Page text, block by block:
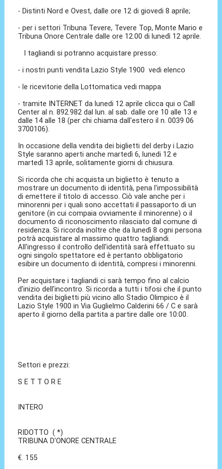
- Distinti Nord e Ovest, dalle ore 12 di giovedi 8 aprile;
- per i settori Tribuna Tevere, Tevere Top, Monte Mario e
Tribuna Onore Centrale dalle ore 12.00 di lunedì 12 aprile.
I tagliandi si potranno acquistare presso:
- i nostri punti vendita Lazio Style 1900 vedi elenco
- le ricevitorie della Lottomatica vedi mappa
- tramite INTERNET da lunedi 12 aprile clicca qui o Call
Center al n. 892.982 dal lun. al sab. dalle ore 10 alle 13 e
dalle 14 alle 18 (per chi chiama dall'estero il n. 0039 06
3700106).
In occasione della vendita dei biglietti del derby i Lazio
Style saranno aperti anche martedì 6, lunedi 12 e
martedì 13 aprile, solitamente giorni di chiusura.
Si ricorda che chi acquista un biglietto è tenuto a
mostrare un documento di identità, pena l'impossibilità
di emettere il titolo di accesso. Ciò vale anche per i
minorenni per i quali sono accettati il passaporto di un
genitore (in cui compaia ovviamente il minorenne) o il
documento di riconoscimento rilasciato dal comune di
residenza. Si ricorda inoltre che da lunedì 8 ogni persona
potrà acquistare al massimo quattro tagliandi.
All'ingresso il controllo dell'identità sarà effettuato su
ogni singolo spettatore ed è pertanto obbligatorio
esibire un documento di identità, compresi i minorenni.
Per acquistare i tagliandi ci sarà tempo fino al calcio
d'inizio dell'incontro. Si ricorda a tutti i tifosi che il punto
vendita dei biglietti più vicino allo Stadio Olimpico è il
Lazio Style 1900 in Via Guglielmo Calderini 66 / C e sarà
aperto il giorno della partita a partire dalle ore 10:00.
Settori e prezzi:
S E T T O R E
INTERO
RIDOTTO ( *)
TRIBUNA D'ONORE CENTRALE
€. 155